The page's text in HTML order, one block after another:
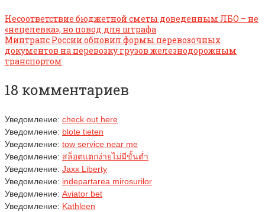
Несоответствие бюджетной сметы доведенным ЛБО – не
«нецелевка», но повод для штрафа
Минтранс России обновил формы перевозочных
документов на перевозку грузов железнодорожным
транспортом
18 комментариев
Уведомление: check out here
Уведомление: blote tieten
Уведомление: tow service near me
Уведомление: สล็อตแตกง่ายไม่มีขั้นต่ำ
Уведомление: Jaxx Liberty
Уведомление: indepartarea mirosurilor
Уведомление: Aviator bet
Уведомление: Kathleen